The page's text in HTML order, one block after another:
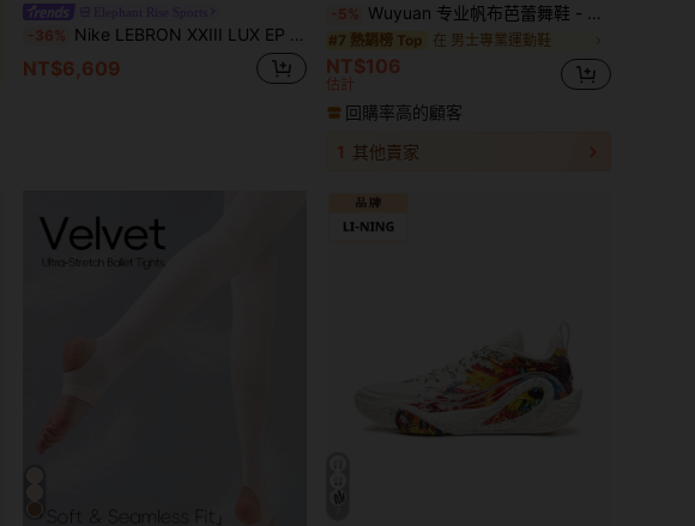
-36% Nike LEBRON XXIII LUX EP 男士籃球鞋，多色，性能訓練，緩震，IF0693-001
NT$6,609
-5% Wuyuan 专业帆布芭蕾舞鞋 - 无抽绳 | 古典芭蕾舞足尖鞋
#7 熱銷榜 Top 在 男士專業運動鞋
NT$106
估計
回購率高的顧客
1 其他賣家